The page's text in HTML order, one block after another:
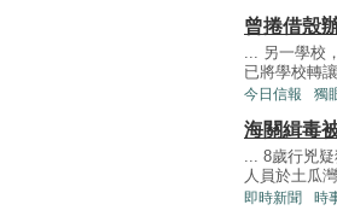
曾捲借殼
... 另一學校
已將學校轉
今日信報 獨
海關緝毒
... 8歲行兇
人員於土瓜
即時新聞 時